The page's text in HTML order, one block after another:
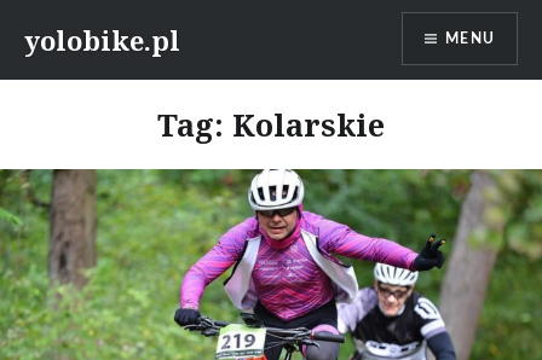
yolobike.pl MENU
Tag: Kolarskie